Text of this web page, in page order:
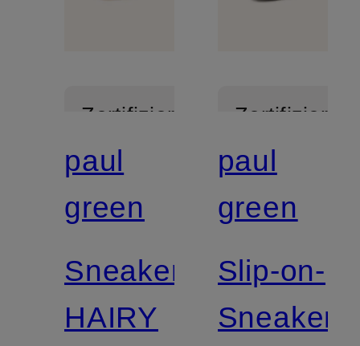
Zertifiziert
paul
green
Sneaker
HAIRY
Zertifiziert
paul
green
Slip-on-
Sneaker